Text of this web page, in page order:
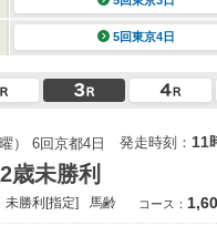
5回東京4日
） 6回京都4日 発走時刻： 11
歳未勝利
未勝利[指定] 馬齢 コース：